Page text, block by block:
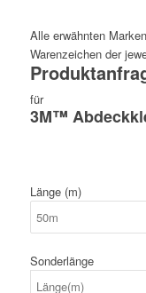
Alle erwähnten
Warenzeichen der
für
3M™
Länge (m)
Sonderlänge